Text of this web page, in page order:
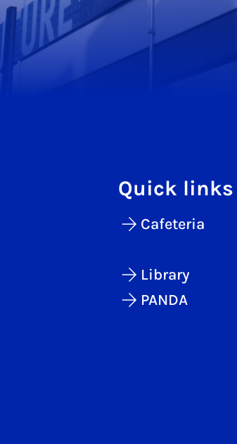
Quick links
Cafeteria
Library
PANDA